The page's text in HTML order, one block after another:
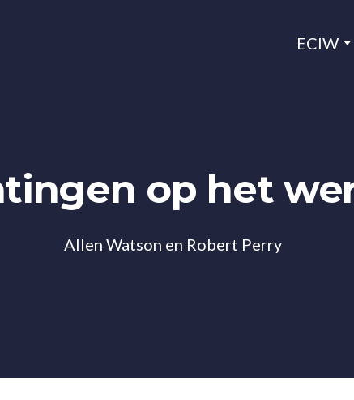
ECIW
op het
Allen Watson en Robert Perry